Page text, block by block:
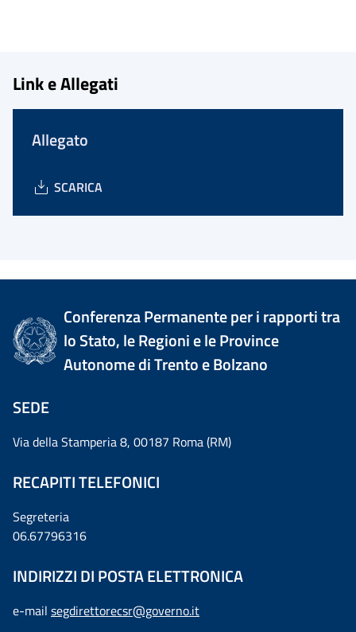
Link e Allegati
Allegato
SCARICA
Conferenza Permanente per i rapporti tra
lo Stato, le Regioni e le Province
Autonome di Trento e Bolzano
SEDE
Via della Stamperia 8, 00187 Roma (RM)
RECAPITI TELEFONICI
Segreteria
06.67796316
INDIRIZZI DI POSTA ELETTRONICA
e-mail segdirettorecsr@governo.it